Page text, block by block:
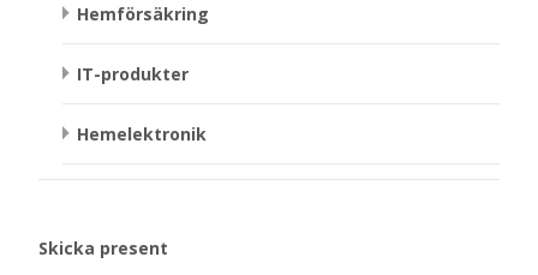
Hemförsäkring
IT-produkter
Hemelektronik
Skicka present